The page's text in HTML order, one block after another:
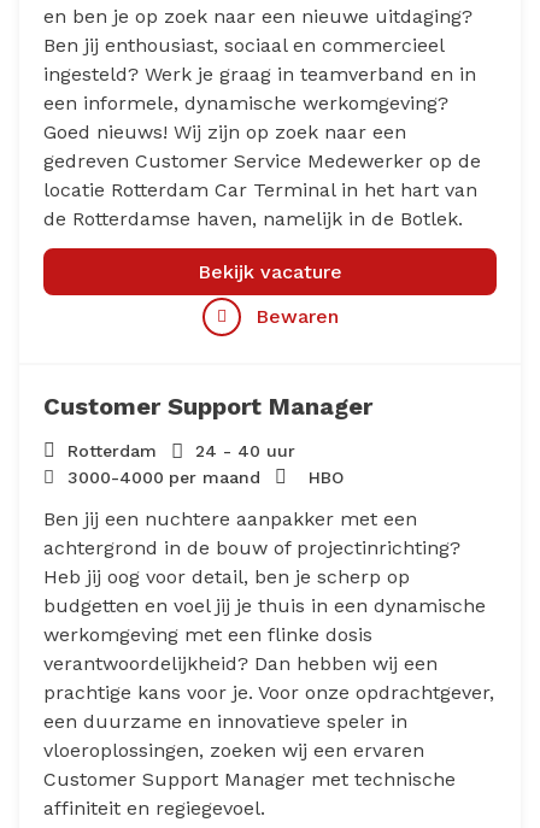
en ben je op zoek naar een nieuwe uitdaging?
Ben jij enthousiast, sociaal en commercieel
ingesteld? Werk je graag in teamverband en in
een informele, dynamische werkomgeving?
Goed nieuws! Wij zijn op zoek naar een
gedreven Customer Service Medewerker op de
locatie Rotterdam Car Terminal in het hart van
de Rotterdamse haven, namelijk in de Botlek.
Bekijk vacature
Bewaren
Customer Support Manager
Rotterdam
24 - 40 uur
3000-4000 per maand HBO
Ben jij een nuchtere aanpakker met een
achtergrond in de bouw of projectinrichting?
Heb jij oog voor detail, ben je scherp op
budgetten en voel jij je thuis in een dynamische
werkomgeving met een flinke dosis
verantwoordelijkheid? Dan hebben wij een
prachtige kans voor je. Voor onze opdrachtgever,
een duurzame en innovatieve speler in
vloeroplossingen, zoeken wij een ervaren
Customer Support Manager met technische
affiniteit en regiegevoel.